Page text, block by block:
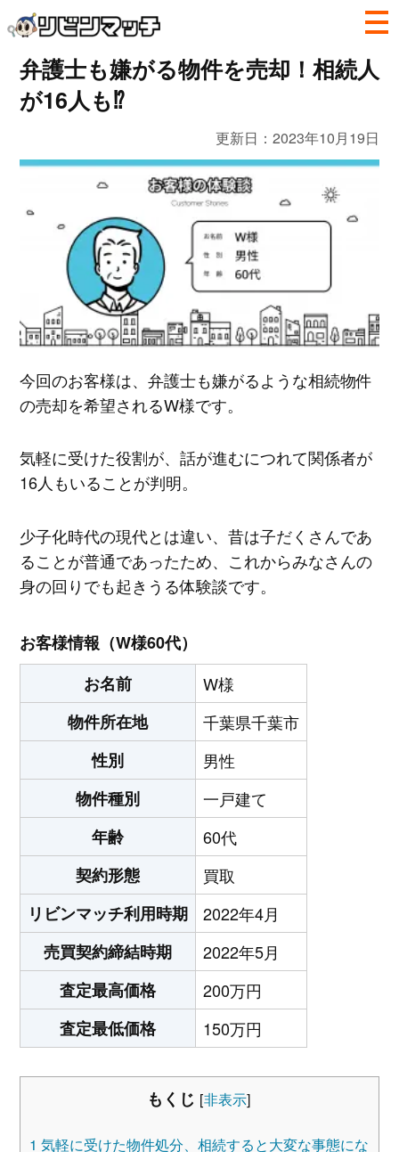
弁護士も嫌がる物件を売却！相続人
が16人も⁉
更新日：2023年10月19日
今回のお客様は、弁護士も嫌がるような相続物件
の売却を希望されるW様です。
気軽に受けた役割が、話が進むにつれて関係者が
16人もいることが判明。
少子化時代の現代とは違い、昔は子だくさんであ
ることが普通であったため、これからみなさんの
身の回りでも起きうる体験談です。
お客様情報（W様60代）
お名前
W様
物件所在地
千葉県千葉市
性別
男性
物件種別
一戸建て
年齢
60代
契約形態
買取
リビンマッチ利用時期
2022年4月
売買契約締結時期
2022年5月
査定最高価格
200万円
査定最低価格
150万円
もくじ [非表示]
1 気軽に受けた物件処分、相続すると大変な事態にな